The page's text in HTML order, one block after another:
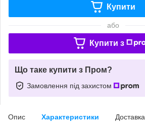
Купити
або
Купити з
Що таке купити з Пром?
Замовлення під захистом
Опис Характеристики Доставка